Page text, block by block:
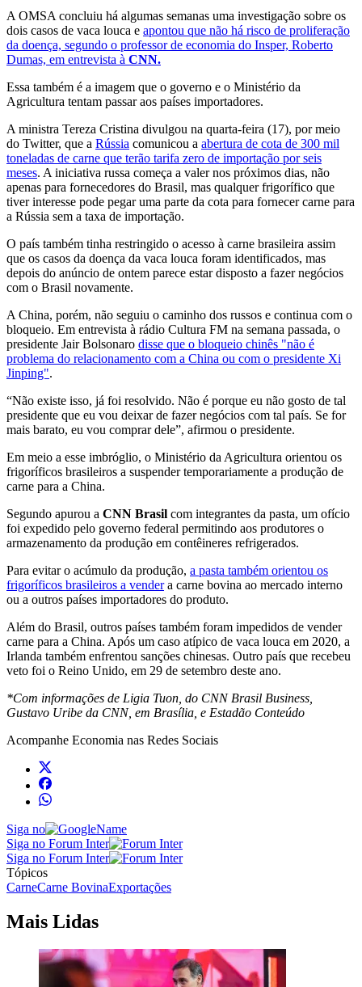
A OMSA concluiu há algumas semanas uma investigação sobre os
dois casos de vaca louca e apontou que não há risco de proliferação
da doença, segundo o professor de economia do Insper, Roberto
Dumas, em entrevista à CNN.
Essa também é a imagem que o governo e o Ministério da
Agricultura tentam passar aos países importadores.
A ministra Tereza Cristina divulgou na quarta-feira (17), por meio
do Twitter, que a Rússia comunicou a abertura de cota de 300 mil
toneladas de carne que terão tarifa zero de importação por seis
meses. A iniciativa russa começa a valer nos próximos dias, não
apenas para fornecedores do Brasil, mas qualquer frigorífico que
tiver interesse pode pegar uma parte da cota para fornecer carne para
a Rússia sem a taxa de importação.
O país também tinha restringido o acesso à carne brasileira assim
que os casos da doença da vaca louca foram identificados, mas
depois do anúncio de ontem parece estar disposto a fazer negócios
com o Brasil novamente.
A China, porém, não seguiu o caminho dos russos e continua com o
bloqueio. Em entrevista à rádio Cultura FM na semana passada, o
presidente Jair Bolsonaro disse que o bloqueio chinês "não é
problema do relacionamento com a China ou com o presidente Xi
Jinping".
“Não existe isso, já foi resolvido. Não é porque eu não gosto de tal
presidente que eu vou deixar de fazer negócios com tal país. Se for
mais barato, eu vou comprar dele”, afirmou o presidente.
Em meio a esse imbróglio, o Ministério da Agricultura orientou os
frigoríficos brasileiros a suspender temporariamente a produção de
carne para a China.
Segundo apurou a CNN Brasil com integrantes da pasta, um ofício
foi expedido pelo governo federal permitindo aos produtores o
armazenamento da produção em contêineres refrigerados.
Para evitar o acúmulo da produção, a pasta também orientou os
frigoríficos brasileiros a vendera carne bovina ao mercado interno
ou a outros países importadores do produto.
Além do Brasil, outros países também foram impedidos de vender
carne para a China. Após um caso atípico de vaca louca em 2020, a
Irlanda também enfrentou sanções chinesas. Outro país que recebeu
veto foi o Reino Unido, em 29 de setembro deste ano.
*Com informações de Ligia Tuon, do CNN Brasil Business,
Gustavo Uribe da CNN, em Brasília, e Estadão Conteúdo
Acompanhe Economia nas Redes Sociais
Siga no
Siga no Forum Inter
Siga no Forum Inter
Tópicos
CarneCarne BovinaExportações
Mais Lidas